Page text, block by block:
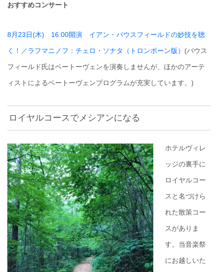
おすすめコンサート
8月23日(木) 16:00開演 イアン・バウスフィールドの妙技を聴
く！／ラフマニノフ：チェロ・ソナタ（トロンボーン版） (バウス
フィールド氏はベートーヴェンを演奏しませんが、ほかのアーテ
ィストによるベートーヴェンプログラムが充実しています。)
ロイヤルコースでメシアンになる
ホテルヴィレ
ッジの裏手に
ロイヤルコー
スと名づけら
れた散策コー
スがありま
す。当音楽祭
にお越しいた